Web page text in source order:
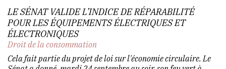
LE SÉNAT VALIDE L’INDICE DE RÉPARABILITÉ
POUR LES ÉQUIPEMENTS ÉLECTRIQUES ET
ÉLECTRONIQUES
Droit de la consommation
Cela fait partie du projet de loi sur l'économie circulaire. Le